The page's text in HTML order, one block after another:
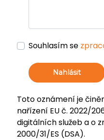
Souhlasím se
Nahlásit
Toto oznámení je
nařízení EU č. 2022/
digitálních služeb a o
2000/31/ES (DSA).